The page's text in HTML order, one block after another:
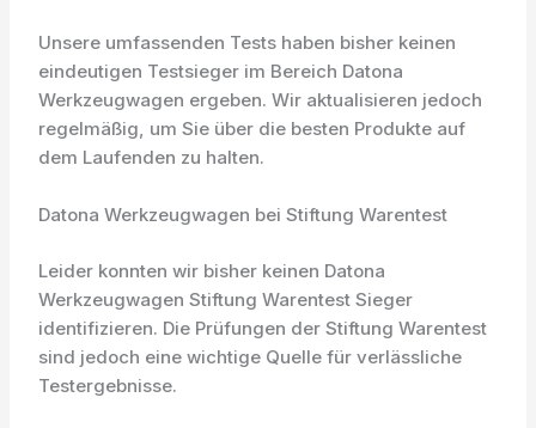
Unsere umfassenden Tests haben bisher keinen
eindeutigen Testsieger im Bereich Datona
Werkzeugwagen ergeben. Wir aktualisieren jedoch
regelmäßig, um Sie über die besten Produkte auf
dem Laufenden zu halten.
Datona Werkzeugwagen bei Stiftung Warentest
Leider konnten wir bisher keinen Datona
Werkzeugwagen Stiftung Warentest Sieger
identifizieren. Die Prüfungen der Stiftung Warentest
sind jedoch eine wichtige Quelle für verlässliche
Testergebnisse.